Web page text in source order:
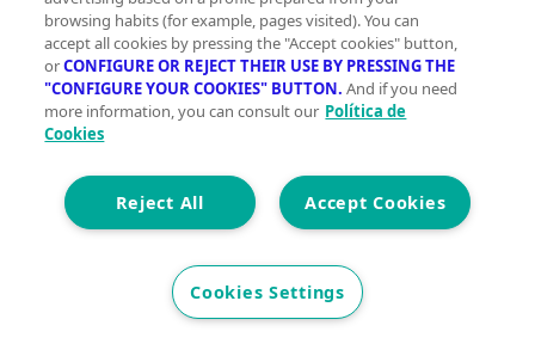
browsing habits (for example, pages visited). You can
accept all cookies by pressing the "Accept cookies" button,
orCONFIGURE OR REJECT THEIR USE BY PRESSING THE
"CONFIGURE YOUR COOKIES" BUTTON. And if you need
more information, you can consult our Política de
Cookies
Accept Cookies
Reject All
Cookies Settings